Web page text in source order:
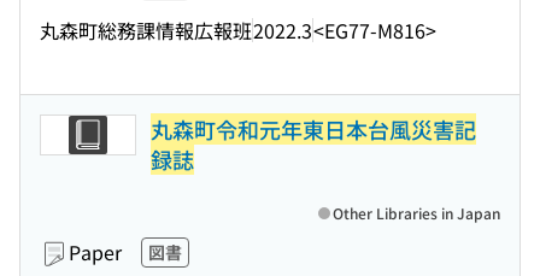
丸森町総務課情報広報班2022.3<EG77-M816>
丸森町令和元年東日本台風災害記
録誌
Paper 図書
Other Libraries in Japan